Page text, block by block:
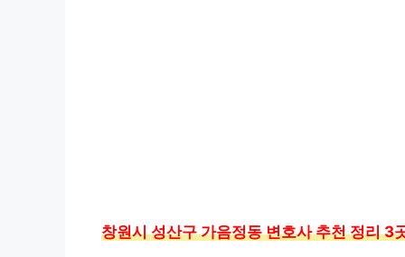
창원시 성산구 가음정동 변호사 추천 정리 3